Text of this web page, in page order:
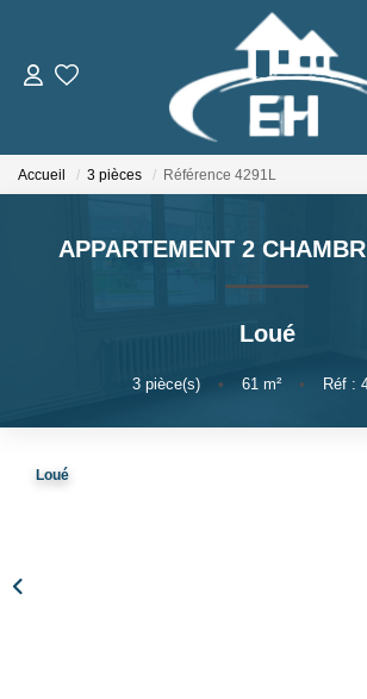
ACHETER
LOUER
Nos Biens
Gestion Locative
ESTIMER
Accueil 3 pièces Référence 4291L
APPARTEMENT 2
Loué
3pièce(s) • 61 m² • Réf :
Loué